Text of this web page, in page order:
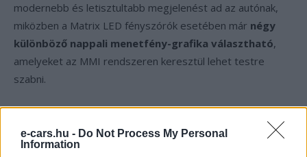
e-cars.hu - Do Not Process My Personal
Information
modernebb és letisztultabb megjelenést ad az autónak,
miközben a Matrix LED fényszórók esetében már négy
különböző nappali menetfény-grafika választható,
amelyeket az MMI rendszeren keresztül lehet testre
szabni.
utastérben